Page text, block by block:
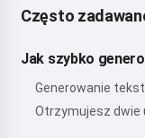
Często
Jak szybko
Generowanie
Otrzymujesz dwie